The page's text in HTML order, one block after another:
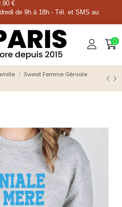
€
de 9h à 18h - Tél. et SMS au
0
Sweat Femme Géniale